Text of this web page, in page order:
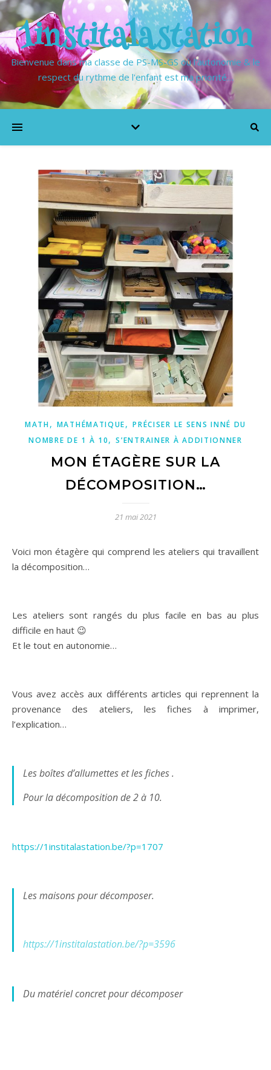
1institalastation
Bienvenue dans ma classe de PS-MS-GS où l'autonomie & le
respect du rythme de l'enfant est ma priorité…
MATH, MATHÉMATIQUE,PRÉCISER LE SENS INNÉ DU
NOMBRE DE 1 À 10,S’ENTRAINER À ADDITIONNER
MON ÉTAGÈRE SUR LA
DÉCOMPOSITION…
21 mai 2021
Voici mon étagère qui comprend les ateliers qui travaillent
la décomposition…
Les ateliers sont rangés du plus facile en bas au plus
difficile en haut 😉
Et le tout en autonomie…
Vous avez accès aux différents articles qui reprennent la
provenance des ateliers, les fiches à imprimer,
l’explication…
Les boîtes d’allumettes et les fiches .
Pour la décomposition de 2 à 10.
https://1institalastation.be/?p=1707
Les maisons pour décomposer.
https://1institalastation.be/?p=3596
Du matériel concret pour décomposer